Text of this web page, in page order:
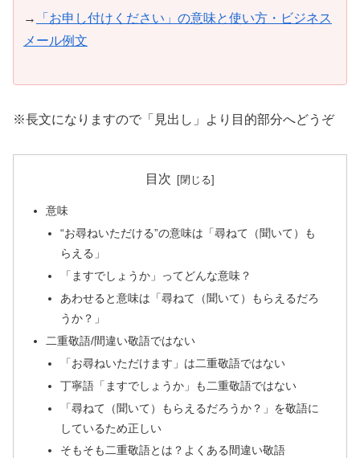
→
「お申し付けください」の意味と使い方・ビジネス
メール例文
※長文になりますので「見出し」より目的部分へどうぞ
目次
意味
“お尋ねいただける”の意味は「尋ねて（聞いて）も
らえる」
「ますでしょうか」ってどんな意味？
あわせると意味は「尋ねて（聞いて）もらえるだろ
うか？」
二重敬語/間違い敬語ではない
「お尋ねいただけます」は二重敬語ではない
丁寧語「ますでしょうか」も二重敬語ではない
「尋ねて（聞いて）もらえるだろうか？」を敬語に
しているため正しい
そもそも二重敬語とは？よくある間違い敬語